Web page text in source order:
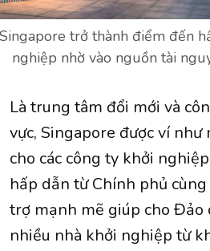
Singapore trở thành điểm đến
nghiệp nhờ vào nguồn tài
Là trung tâm đổi mới và
vực, Singapore được ví
cho các công ty khởi
hấp dẫn từ Chính phủ
trợ mạnh mẽ giúp cho Đảo
nhiều nhà khởi nghiệp từ